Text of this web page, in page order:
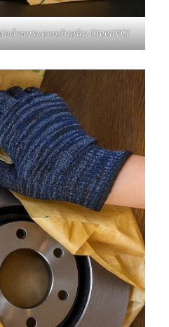
ด้วยกระดาษกันสนิม GreenVCI